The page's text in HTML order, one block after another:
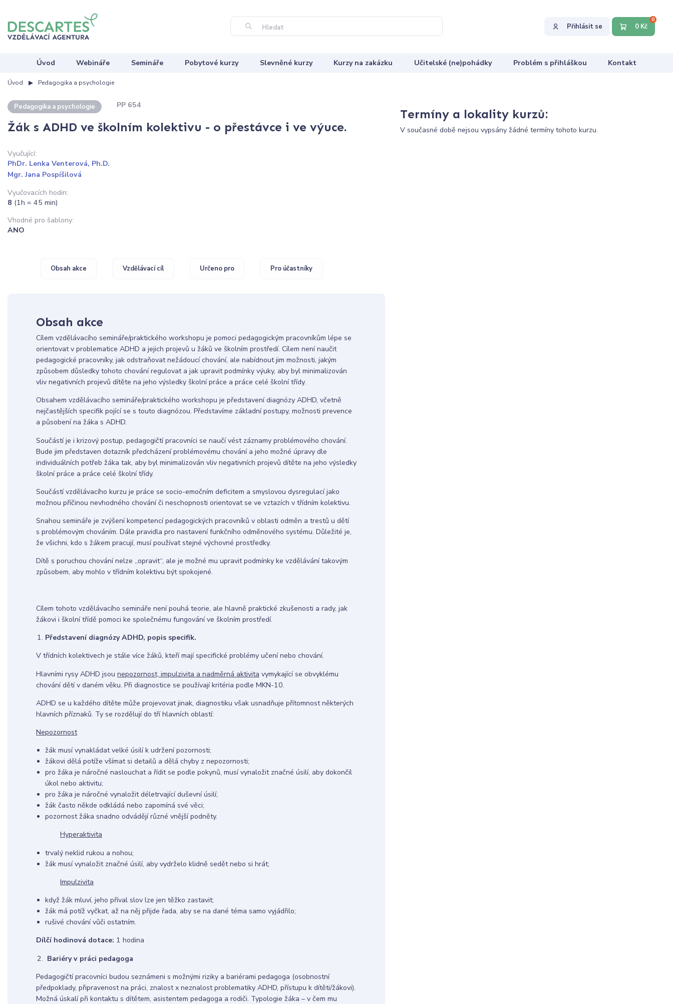
Hledat Přihlásit se 0 Kč
0
Úvod Webináře Semináře Pobytové kurzy Slevněné kurzy Kurzy na zakázku Učitelské (ne)pohádky Problém s přihláškou Kontakt
Úvod Pedagogika a psychologie
Pedagogika a psychologie PP 654
Žák s ADHD ve školním kolektivu - o přestávce i ve výuce.
Vyučující:
PhDr. Lenka Venterová, Ph.D.
Mgr. Jana Pospíšilová
Vyučovacích hodin:
8 (1h = 45 min)
Vhodné pro šablony:
ANO
Obsah akce Vzdělávací cíl Určeno pro Pro účastníky
Obsah akce
Cílem vzdělávacího semináře/praktického workshopu je pomoci pedagogickým pracovníkům lépe se
orientovat v problematice ADHD a jejich projevů u žáků ve školním prostředí. Cílem není naučit
pedagogické pracovníky, jak odstraňovat nežádoucí chování, ale nabídnout jim možnosti, jakým
způsobem důsledky tohoto chování regulovat a jak upravit podmínky výuky, aby byl minimalizován
vliv negativních projevů dítěte na jeho výsledky školní práce a práce celé školní třídy.
Obsahem vzdělávacího semináře/praktického workshopu je představení diagnózy ADHD, včetně
nejčastějších specifik pojící se s touto diagnózou. Představíme základní postupy, možnosti prevence
a působení na žáka s ADHD.
Součástí je i krizový postup, pedagogičtí pracovníci se naučí vést záznamy problémového chování.
Bude jim představen dotazník předcházení problémovému chování a jeho možné úpravy dle
individuálních potřeb žáka tak, aby byl minimalizován vliv negativních projevů dítěte na jeho výsledky
školní práce a práce celé školní třídy.
Součástí vzdělávacího kurzu je práce se socio-emočním deficitem a smyslovou dysregulací jako
možnou příčinou nevhodného chování či neschopnosti orientovat se ve vztazích v třídním kolektivu.
Snahou semináře je zvýšení kompetencí pedagogických pracovníků v oblasti odměn a trestů u dětí
s problémovým chováním. Dále pravidla pro nastavení funkčního odměnového systému. Důležité je,
že všichni, kdo s žákem pracují, musí používat stejné výchovné prostředky.
Dítě s poruchou chování nelze „opravit“, ale je možné mu upravit podmínky ke vzdělávání takovým
způsobem, aby mohlo v třídním kolektivu být spokojené.
Cílem tohoto vzdělávacího semináře není pouhá teorie, ale hlavně praktické zkušenosti a rady, jak
žákovi i školní třídě pomoci ke společnému fungování ve školním prostředí.
Představení diagnózy ADHD, popis specifik.
V třídních kolektivech je stále více žáků, kteří mají specifické problémy učení nebo chování.
Hlavními rysy ADHD jsou nepozornost, impulzivita a nadměrná aktivita vymykající se obvyklému
chování dětí v daném věku. Při diagnostice se používají kritéria podle MKN-10.
ADHD se u každého dítěte může projevovat jinak, diagnostiku však usnadňuje přítomnost některých
hlavních příznaků. Ty se rozdělují do tří hlavních oblastí:
Nepozornost
žák musí vynakládat velké úsilí k udržení pozornosti;
žákovi dělá potíže všímat si detailů a dělá chyby z nepozornosti;
pro žáka je náročné naslouchat a řídit se podle pokynů, musí vynaložit značné úsilí, aby dokončil
úkol nebo aktivitu;
pro žáka je náročné vynaložit déletrvající duševní úsilí;
žák často někde odkládá nebo zapomíná své věci;
pozornost žáka snadno odvádějí různé vnější podněty.
Hyperaktivita
trvalý neklid rukou a nohou;
žák musí vynaložit značné úsilí, aby vydrželo klidně sedět nebo si hrát;
Impulzivita
když žák mluví, jeho příval slov lze jen těžko zastavit;
žák má potíž vyčkat, až na něj přijde řada, aby se na dané téma samo vyjádřilo;
rušivé chování vůči ostatním.
Dílčí hodinová dotace: 1 hodina
Bariéry v práci pedagoga
Pedagogičtí pracovníci budou seznámeni s možnými riziky a bariérami pedagoga (osobnostní
předpoklady, připravenost na práci, znalost x neznalost problematiky ADHD, přístupu k dítěti/žákovi).
Možná úskalí při kontaktu s dítětem, asistentem pedagoga a rodiči. Typologie žáka – v čem mu
Termíny a lokality kurzů:
V současné době nejsou vypsány žádné termíny tohoto kurzu.